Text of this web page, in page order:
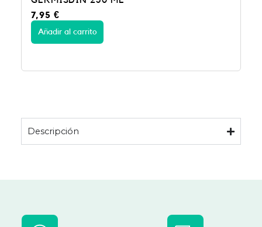
7,95 €
Añadir al carrito
Descripción